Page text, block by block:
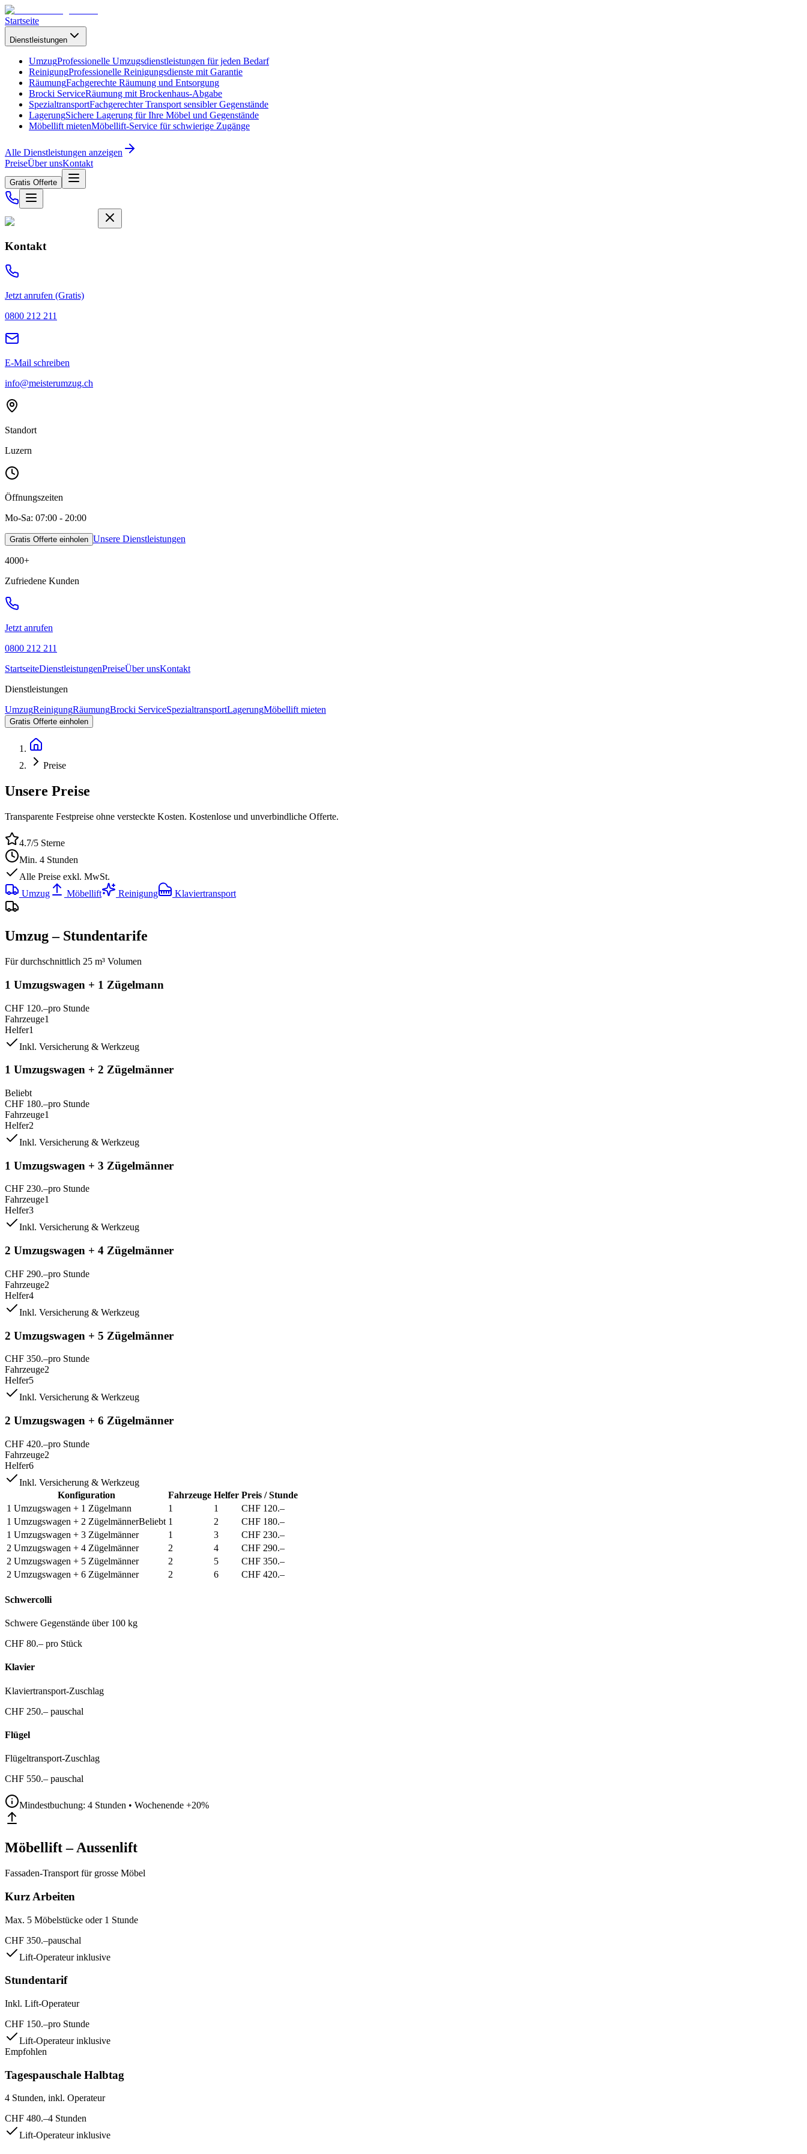
Startseite
Dienstleistungen
UmzugProfessionelle Umzugsdienstleistungen für jeden Bedarf
ReinigungProfessionelle Reinigungsdienste mit Garantie
RäumungFachgerechte Räumung und Entsorgung
Brocki ServiceRäumung mit Brockenhaus-Abgabe
SpezialtransportFachgerechter Transport sensibler Gegenstände
LagerungSichere Lagerung für Ihre Möbel und Gegenstände
Möbellift mietenMöbellift-Service für schwierige Zugänge
Alle Dienstleistungen anzeigen
PreiseÜber unsKontakt
Gratis Offerte
Kontakt
Jetzt anrufen (Gratis)
0800 212 211
E-Mail schreiben
info@meisterumzug.ch
Standort
Luzern
Öffnungszeiten
Mo-Sa: 07:00 - 20:00
Gratis Offerte einholen Unsere Dienstleistungen
4000+
Zufriedene Kunden
Jetzt anrufen
0800 212 211
StartseiteDienstleistungenPreiseÜber unsKontakt
Dienstleistungen
UmzugReinigungRäumungBrocki ServiceSpezialtransportLagerungMöbellift mieten
Gratis Offerte einholen
Preise
Unsere Preise
Transparente Festpreise ohne versteckte Kosten. Kostenlose und unverbindliche Offerte.
4.7/5 Sterne
Min. 4 Stunden
Alle Preise exkl. MwSt.
Umzug
Möbellift Reinigung Klaviertransport
Umzug – Stundentarife
Für durchschnittlich 25 m³ Volumen
1 Umzugswagen + 1 Zügelmann
CHF 120.–pro Stunde
Fahrzeuge1
Helfer1
Inkl. Versicherung & Werkzeug
1 Umzugswagen + 2 Zügelmänner
Beliebt
CHF 180.–pro Stunde
Fahrzeuge1
Helfer2
Inkl. Versicherung & Werkzeug
1 Umzugswagen + 3 Zügelmänner
CHF 230.–pro Stunde
Fahrzeuge1
Helfer3
Inkl. Versicherung & Werkzeug
2 Umzugswagen + 4 Zügelmänner
CHF 290.–pro Stunde
Fahrzeuge2
Helfer4
Inkl. Versicherung & Werkzeug
2 Umzugswagen + 5 Zügelmänner
CHF 350.–pro Stunde
Fahrzeuge2
Helfer5
Inkl. Versicherung & Werkzeug
2 Umzugswagen + 6 Zügelmänner
CHF 420.–pro Stunde
Fahrzeuge2
Helfer6
Inkl. Versicherung & Werkzeug
Konfiguration
Fahrzeuge Helfer Preis / Stunde
1 Umzugswagen + 1 Zügelmann
1 1 CHF 120.–
1 Umzugswagen + 2 ZügelmännerBeliebt 1 2 CHF 180.–
1 Umzugswagen + 3 Zügelmänner
1 3 CHF 230.–
2 Umzugswagen + 4 Zügelmänner
2 4 CHF 290.–
2 Umzugswagen + 5 Zügelmänner
2 5 CHF 350.–
2 Umzugswagen + 6 Zügelmänner
2 6 CHF 420.–
Schwercolli
Schwere Gegenstände über 100 kg
CHF 80.– pro Stück
Klavier
Klaviertransport-Zuschlag
CHF 250.– pauschal
Flügel
Flügeltransport-Zuschlag
CHF 550.– pauschal
Mindestbuchung: 4 Stunden • Wochenende +20%
Möbellift – Aussenlift
Fassaden-Transport für grosse Möbel
Kurz Arbeiten
Max. 5 Möbelstücke oder 1 Stunde
CHF 350.–pauschal
Lift-Operateur inklusive
Stundentarif
Inkl. Lift-Operateur
CHF 150.–pro Stunde
Lift-Operateur inklusive
Empfohlen
Tagespauschale Halbtag
4 Stunden, inkl. Operateur
CHF 480.–4 Stunden
Lift-Operateur inklusive